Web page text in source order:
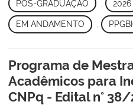
PÓS-GRADUAÇÃO 2026
EM ANDAMENTO ,
Programa de
Acadêmicos para
CNPq - Edital n°